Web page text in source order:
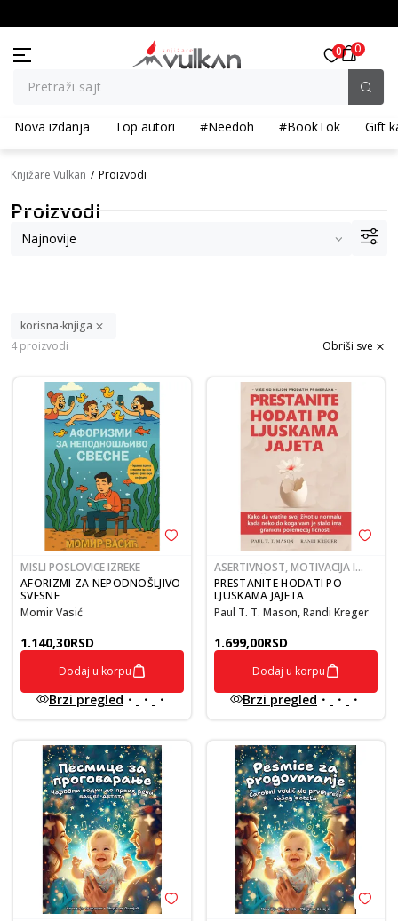
Pretraži sajt
0 0
Nova izdanja Top autori #Needoh #BookTok Gift
Knjižare Vulkan Proizvodi
Proizvodi
korisna-knjiga
4 proizvodi
Obriši sve
MISLI POSLOVICE IZREKE
AFORIZMI ZA NEPODNOŠLJIVO
SVESNE
Momir Vasić
1.140,30RSD
Dodaj u korpu
Brzi pregled
ASERTIVNOST, MOTIVACIJA I
SAMOPOŠTOVANJE
PRESTANITE HODATI PO
LJUSKAMA JAJETA
Paul T. T. Mason, Randi Kreger
1.699,00RSD
Dodaj u korpu
Brzi pregled